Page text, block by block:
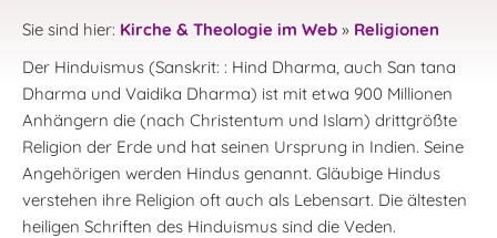
Sie sind hier: Kirche & Theologie im Web » Religionen
Der Hinduismus (Sanskrit: : Hind Dharma, auch San tana
Dharma und Vaidika Dharma) ist mit etwa 900 Millionen
Anhängern die (nach Christentum und Islam) drittgrößte
Religion der Erde und hat seinen Ursprung in Indien. Seine
Angehörigen werden Hindus genannt. Gläubige Hindus
verstehen ihre Religion oft auch als Lebensart. Die ältesten
heiligen Schriften des Hinduismus sind die Veden.